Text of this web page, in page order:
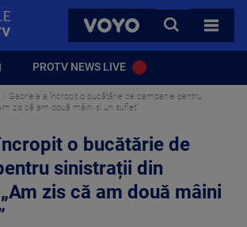
VOYO
CAUTA
TOATE
PROTV NEWS LIVE
Gabriela a încropit o bucătărie de campanie pentru
zis că am două mâini şi un suflet”
o bucătărie de
sinistrații din
zis că am două mâini